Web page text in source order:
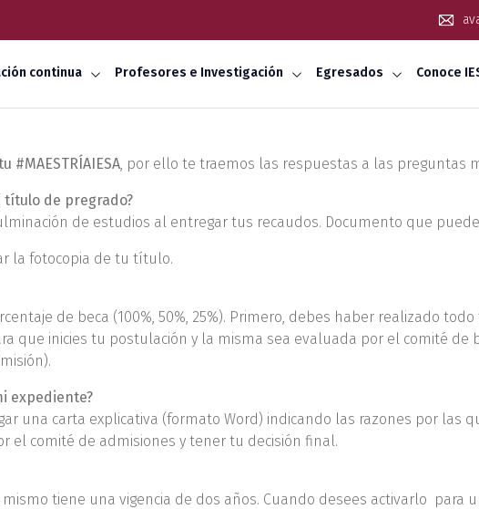
continua Profesores e Investigación Egresados Conoce
, por ello te traemos las respuestas a las preguntas
de pregrado?
de estudios al entregar tus recaudos. Documento que
la fotocopia de tu título.
de beca (100%, 50%, 25%). Primero, debes haber realizado
que inicies tu postulación y la misma sea evaluada por el comité de
expediente?
una carta explicativa (formato Word) indicando las razones por las
el comité de admisiones y tener tu decisión final.
tiene una vigencia de dos años. Cuando desees activarlo para